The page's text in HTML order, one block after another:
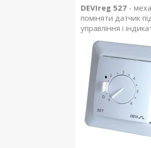
DEVIreg 527 -
поміняти датчик
управління і